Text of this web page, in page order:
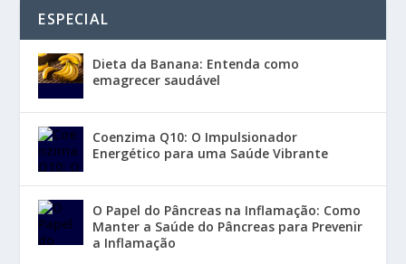
ESPECIAL
Dieta da Banana: Entenda como
emagrecer saudável
Coenzima Q10: O Impulsionador
Energético para uma Saúde Vibrante
O Papel do Pâncreas na Inflamação: Como
Manter a Saúde do Pâncreas para Prevenir
a Inflamação